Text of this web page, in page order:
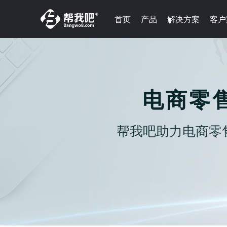
首页 产品 解决方案 客
电商零
帮我吧助力电商